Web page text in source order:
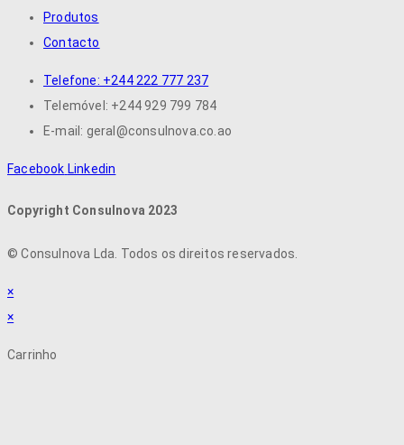
Produtos
Contacto
Telefone: +244 222 777 237
Telemóvel: +244 929 799 784
E-mail: geral@consulnova.co.ao
Facebook Linkedin
Copyright Consulnova 2023
©Consulnova Lda. Todos os direitos reservados.
×
×
Carrinho